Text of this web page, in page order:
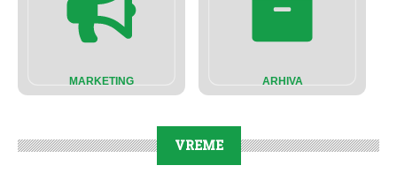
MARKETING ARHIVA
VREME